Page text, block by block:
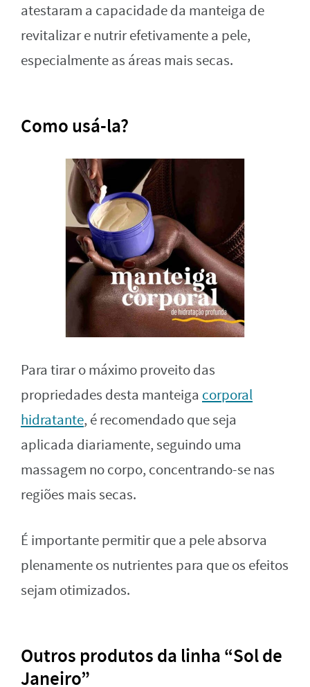
atestaram a capacidade da manteiga de
revitalizar e nutrir efetivamente a pele,
especialmente as áreas mais secas.
Como usá-la?
Para tirar o máximo proveito das
propriedades desta manteiga corporal
hidratante, é recomendado que seja
aplicada diariamente, seguindo uma
massagem no corpo, concentrando-se nas
regiões mais secas.
É importante permitir que a pele absorva
plenamente os nutrientes para que os efeitos
sejam otimizados.
Outros produtos da linha “Sol de
Janeiro”